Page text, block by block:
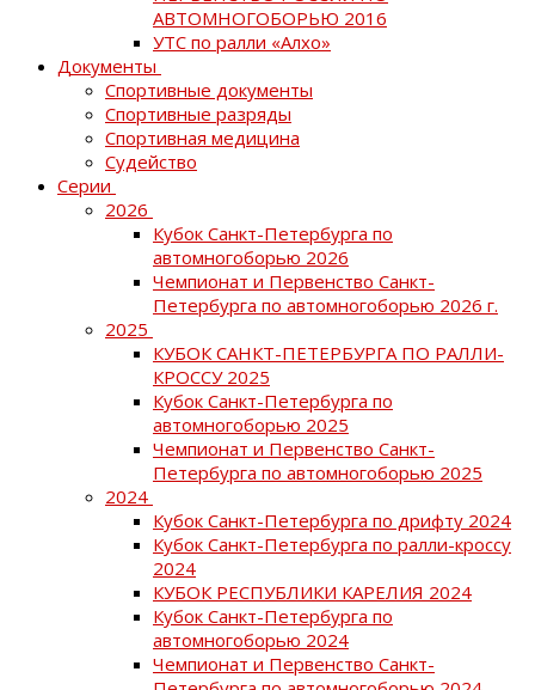
АВТОМНОГОБОРЬЮ 2016
УТС по ралли «Алхо»
Документы
Спортивные документы
Спортивные разряды
Спортивная медицина
Судейство
Серии
2026
Кубок Санкт-Петербурга по
автомногоборью 2026
Чемпионат и Первенство Санкт-
Петербурга по автомногоборью 2026 г.
2025
КУБОК САНКТ-ПЕТЕРБУРГА ПО РАЛЛИ-
КРОССУ 2025
Кубок Санкт-Петербурга по
автомногоборью 2025
Чемпионат и Первенство Санкт-
Петербурга по автомногоборью 2025
2024
Кубок Санкт-Петербурга по дрифту 2024
Кубок Санкт-Петербурга по ралли-кроссу
2024
КУБОК РЕСПУБЛИКИ КАРЕЛИЯ 2024
Кубок Санкт-Петербурга по
автомногоборью 2024
Чемпионат и Первенство Санкт-